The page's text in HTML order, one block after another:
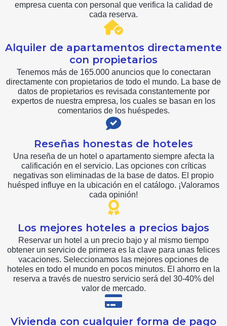
empresa cuenta con personal que verifica la calidad de
cada reserva.
Alquiler de apartamentos directamente
con propietarios
Tenemos más de 165.000 anuncios que lo conectaran
directamente con propietarios de todo el mundo. La base de
datos de propietarios es revisada constantemente por
expertos de nuestra empresa, los cuales se basan en los
comentarios de los huéspedes.
Reseñas honestas de hoteles
Una reseña de un hotel o apartamento siempre afecta la
calificación en el servicio. Las opciones con críticas
negativas son eliminadas de la base de datos. El propio
huésped influye en la ubicación en el catálogo. ¡Valoramos
cada opinión!
Los mejores hoteles a precios bajos
Reservar un hotel a un precio bajo y al mismo tiempo
obtener un servicio de primera es la clave para unas felices
vacaciones. Seleccionamos las mejores opciones de
hoteles en todo el mundo en pocos minutos. El ahorro en la
reserva a través de nuestro servicio será del 30-40% del
valor de mercado.
Vivienda con cualquier forma de pago